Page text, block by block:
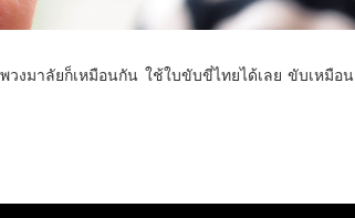
งมาลัยก็เหมือนกัน ใช้ใบขับขี่ไทยได้เลย ขับเหมือน